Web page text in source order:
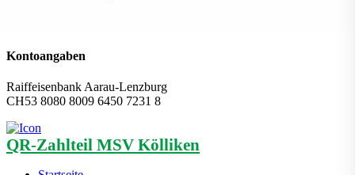
Kontoangaben
Raiffeisenbank Aarau-Lenzburg
CH53 8080 8009 6450 7231 8
QR-Zahlteil MSV Kölliken